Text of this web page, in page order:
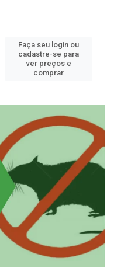
Faça seu login ou
cadastre-se para
ver preços e
comprar